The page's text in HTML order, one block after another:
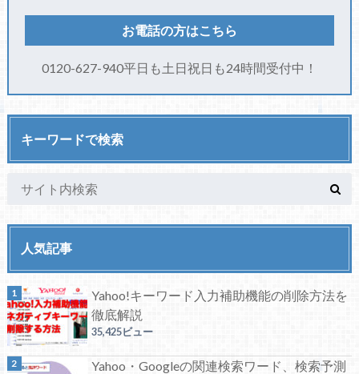
お電話の方はこちら
0120-627-940平日も土日祝日も24時間受付中！
キーワードで検索
人気記事
Yahoo!キーワード入力補助機能の削除方法を
徹底解説
35,425ビュー
Yahoo・Googleの関連検索ワード、検索予測